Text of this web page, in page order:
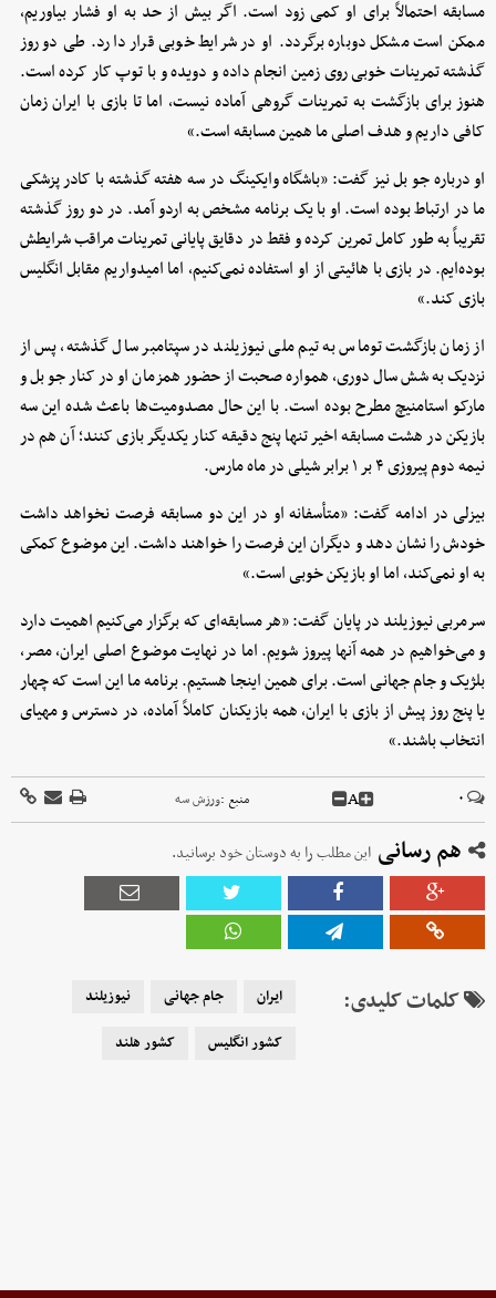
مسابقه احتمالاً برای او کمی زود است. اگر بیش از حد به او فشار بیاوریم،
ممکن است مشکل دوباره برگردد. او در شرایط خوبی قرار دارد. طی دو روز
گذشته تمرینات خوبی روی زمین انجام داده و دویده و با توپ کار کرده است.
هنوز برای بازگشت به تمرینات گروهی آماده نیست، اما تا بازی با ایران زمان
کافی داریم و هدف اصلی ما همین مسابقه است.»
او درباره جو بل نیز گفت: «باشگاه وایکینگ در سه هفته گذشته با کادر پزشکی
ما در ارتباط بوده است. او با یک برنامه مشخص به اردو آمد. در دو روز گذشته
تقریباً به طور کامل تمرین کرده و فقط در دقایق پایانی تمرینات مراقب شرایطش
بوده‌ایم. در بازی با هائیتی از او استفاده نمی‌کنیم، اما امیدواریم مقابل انگلیس
بازی کند.»
از زمان بازگشت توماس به تیم ملی نیوزیلند در سپتامبر سال گذشته، پس از
نزدیک به شش سال دوری، همواره صحبت از حضور همزمان او در کنار جو بل و
مارکو استامنیچ مطرح بوده است. با این حال مصدومیت‌ها باعث شده این سه
بازیکن در هشت مسابقه اخیر تنها پنج دقیقه کنار یکدیگر بازی کنند؛ آن هم در
نیمه دوم پیروزی ۴ بر ۱ برابر شیلی در ماه مارس.
بیزلی در ادامه گفت: «متأسفانه او در این دو مسابقه فرصت نخواهد داشت
خودش را نشان دهد و دیگران این فرصت را خواهند داشت. این موضوع کمکی
به او نمی‌کند، اما او بازیکن خوبی است.»
سرمربی نیوزیلند در پایان گفت: «هر مسابقه‌ای که برگزار می‌کنیم اهمیت دارد
و می‌خواهیم در همه آنها پیروز شویم. اما در نهایت موضوع اصلی ایران، مصر،
بلژیک و جام جهانی است. برای همین اینجا هستیم. برنامه ما این است که چهار
یا پنج روز پیش از بازی با ایران، همه بازیکنان کاملاً آماده، در دسترس و مهیای
انتخاب باشند.»
۰ A منبع :ورزش سه
هم رسانی این مطلب را به دوستان خود برسانید.
کلمات کلیدی: ایران جام جهانی
نیوزیلند
کشور انگلیس
کشور هلند